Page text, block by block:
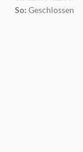
So: Geschlossen